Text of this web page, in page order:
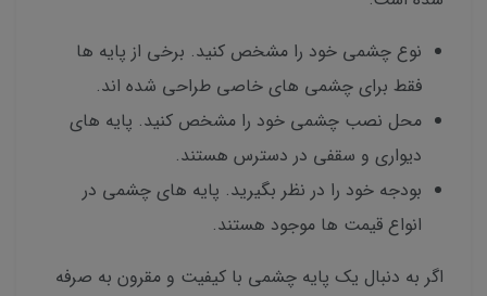
نوع چشمی خود را مشخص کنید. برخی از پایه ها
فقط برای چشمی های خاصی طراحی شده اند.
محل نصب چشمی خود را مشخص کنید. پایه های
دیواری و سقفی در دسترس هستند.
بودجه خود را در نظر بگیرید. پایه های چشمی در
انواع قیمت ها موجود هستند.
اگر به دنبال یک پایه چشمی با کیفیت و مقرون به صرفه